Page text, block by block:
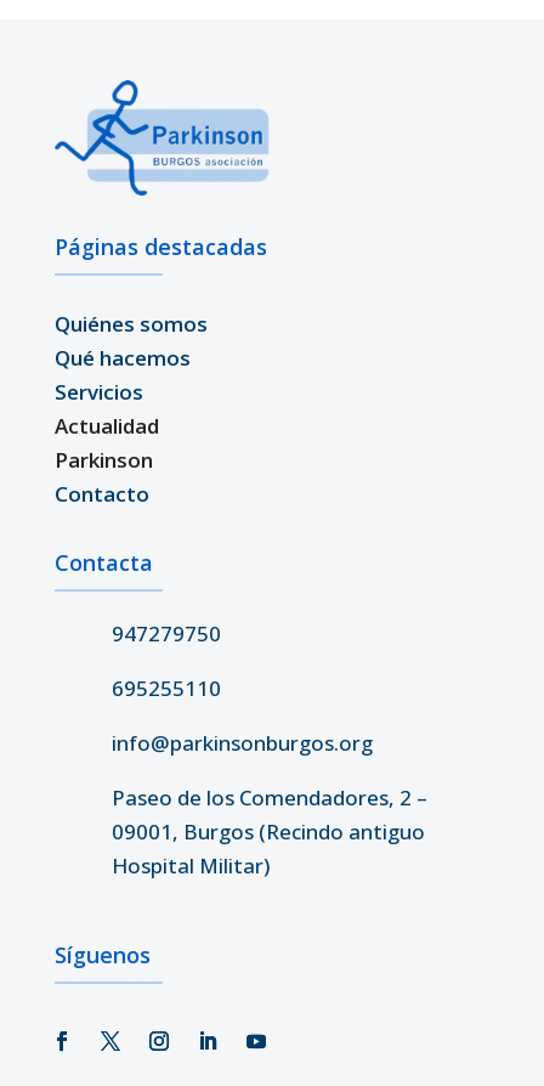
Páginas destacadas
Quiénes somos
Qué hacemos
Servicios
Actualidad
Parkinson
Contacto
Contacta
947279750
695255110
info@parkinsonburgos.org
Paseo de los Comendadores, 2 –
09001, Burgos (Recindo antiguo
Hospital Militar)
Síguenos